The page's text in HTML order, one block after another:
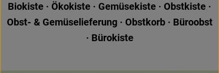
Biokiste · Ökokiste · Gemüsekiste · Obstkiste ·
Obst- & Gemüselieferung · Obstkorb · Büroobst
· Bürokiste